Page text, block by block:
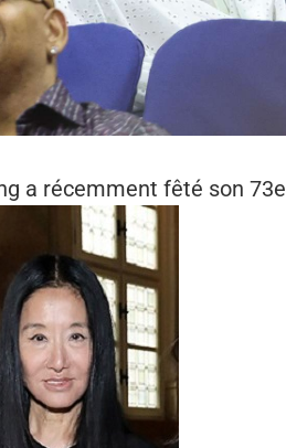
a récemment fêté son